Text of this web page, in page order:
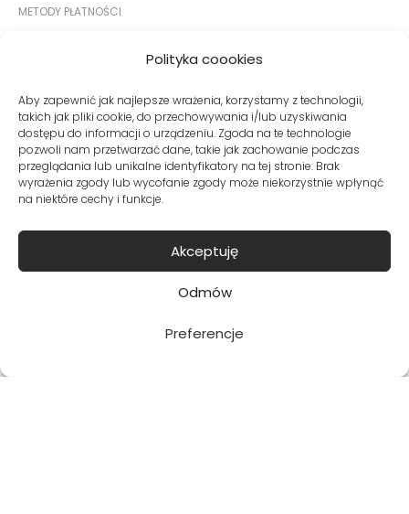
Polityka coookies
Aby zapewnić jak najlepsze wrażenia, korzystamy z technologii,
takich jak pliki cookie, do przechowywania i/lub uzyskiwania
dostępu do informacji o urządzeniu. Zgoda na te technologie
pozwoli nam przetwarzać dane, takie jak zachowanie podczas
przeglądania lub unikalne identyfikatory na tej stronie. Brak
wyrażenia zgody lub wycofanie zgody może niekorzystnie wpłynąć
na niektóre cechy i funkcje.
Akceptuję
Odmów
Preferencje
METODY PŁATNOŚCI
Zapisuję się
Potwierdzam, że chcę dołączyć i
zapoznałam/em się z polityką prywatności.